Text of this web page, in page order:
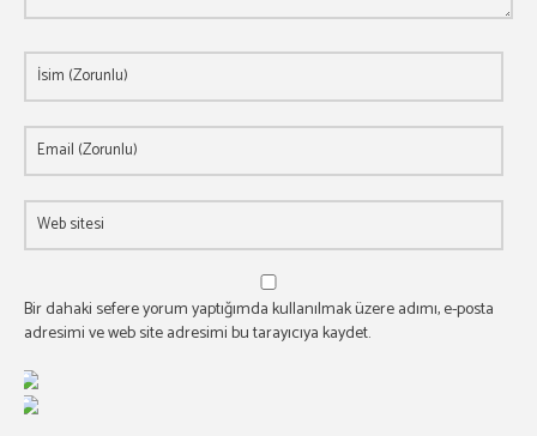
Bir dahaki sefere yorum yaptığımda kullanılmak üzere adımı, e-posta
adresimi ve web site adresimi bu tarayıcıya kaydet.